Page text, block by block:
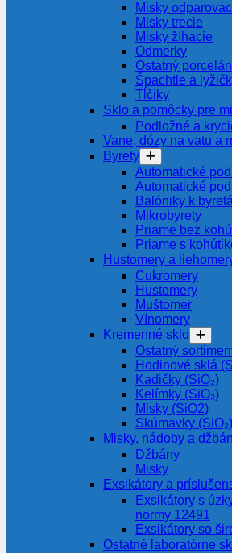
Misky
Misky trecie
Misky žíhacie
Odmerky
Ostatný porcelán
Špachtle a
Tĺčiky
Sklo a pomôcky pre
Podložné a
Vane, dózy na vatu a
Byrety
Automatické
Automatické
Balóniky k
Mikrobyrety
Priame bez
Priame s
Hustomery a
Cukromery
Hustomery
Muštomer
Vínomery
Kremenné sklo
Ostatný
Hodinové sklá
Kadičky (SiO₂)
Kelímky (SiO₂)
Misky (SiO2)
Skúmavky (SiO₂)
Misky, nádoby a
Džbány
Misky
Exsikátory a
Exsikátory s
normy 12491
Exsikátory so
Ostatné laboratórne